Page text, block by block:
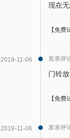
现在
【免
2019-11-06 发表评
门铃
【免
2019-11-06 发表评